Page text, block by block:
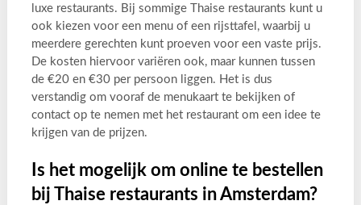
luxe restaurants. Bij sommige Thaise restaurants kunt u
ook kiezen voor een menu of een rijsttafel, waarbij u
meerdere gerechten kunt proeven voor een vaste prijs.
De kosten hiervoor variëren ook, maar kunnen tussen
de €20 en €30 per persoon liggen. Het is dus
verstandig om vooraf de menukaart te bekijken of
contact op te nemen met het restaurant om een idee te
krijgen van de prijzen.
Is het mogelijk om online te bestellen
bij Thaise restaurants in Amsterdam?